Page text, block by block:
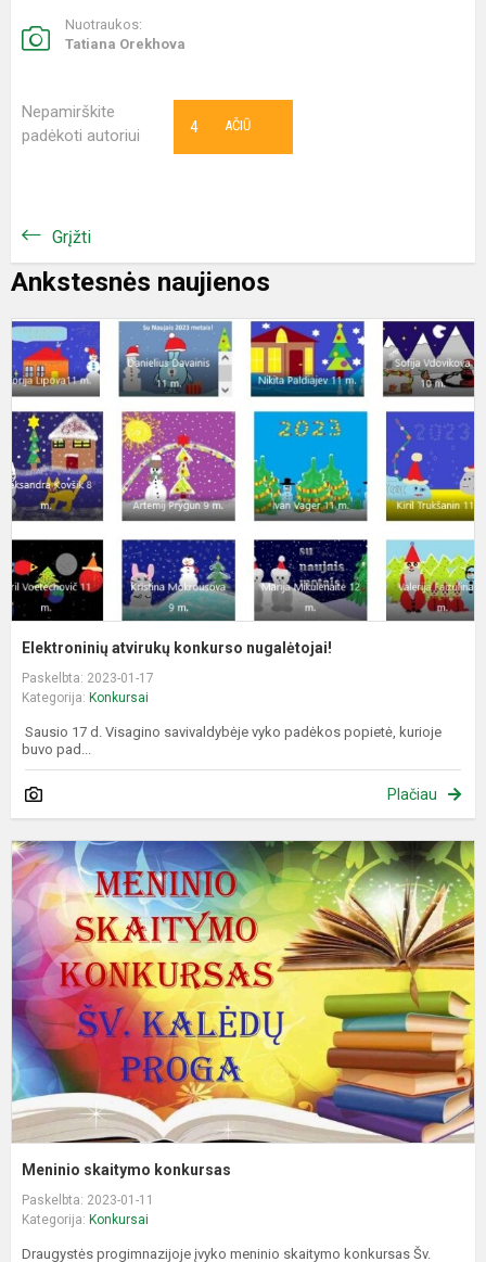
Nuotraukos:
Tatiana Orekhova
Nepamirškite
padėkoti autoriui
AČIŪ
4
Grįžti
Ankstesnės naujienos
Elektroninių atvirukų konkurso nugalėtojai!
Paskelbta: 2023-01-17
Kategorija: Konkursai
Sausio 17 d. Visagino savivaldybėje vyko padėkos popietė, kurioje
buvo pad...
Plačiau
Meninio skaitymo konkursas
Paskelbta: 2023-01-11
Kategorija: Konkursai
Draugystės progimnazijoje įvyko meninio skaitymo konkursas Šv.